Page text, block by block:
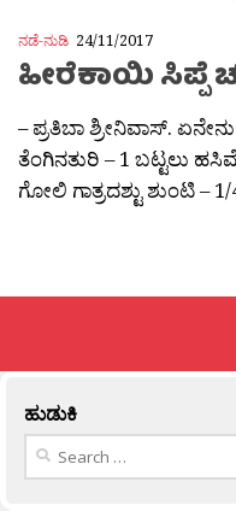
ನಡೆ-ನುಡಿ 24/11/2017
ಹೀರೆಕಾಯಿ ಸಿಪ್ಪೆ
– ಪ್ರತಿಬಾ ಶ್ರೀನಿವಾಸ್.
ತೆಂಗಿನತುರಿ – 1 ಬಟ್ಟಲು
ಗೋಲಿ ಗಾತ್ರದಶ್ಟು ಶುಂಟಿ – 1/
ಹುಡುಕಿ
Search